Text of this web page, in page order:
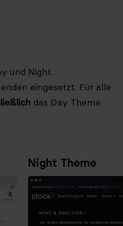
und Night.
eingesetzt. Für alle
das Day Theme
Night Theme